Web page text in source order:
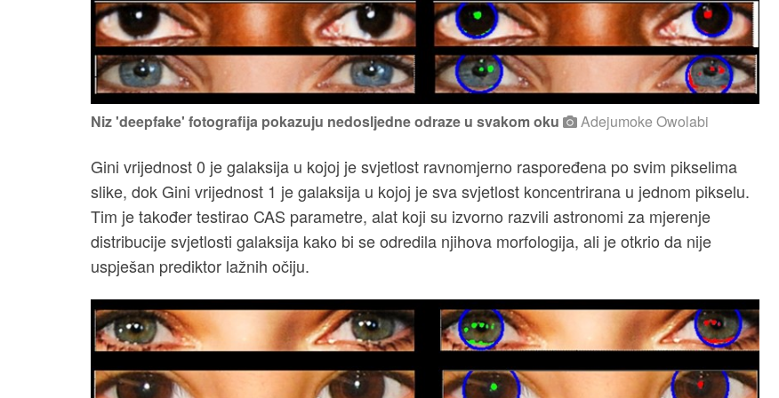
Niz 'deepfake' fotografija pokazuju nedosljedne odraze u svakom oku Adejumoke Owolabi
Gini vrijednost 0 je galaksija u kojoj je svjetlost ravnomjerno raspoređena po svim pikselima
slike, dok Gini vrijednost 1 je galaksija u kojoj je sva svjetlost koncentrirana u jednom pikselu.
Tim je također testirao CAS parametre, alat koji su izvorno razvili astronomi za mjerenje
distribucije svjetlosti galaksija kako bi se odredila njihova morfologija, ali je otkrio da nije
uspješan prediktor lažnih očiju.